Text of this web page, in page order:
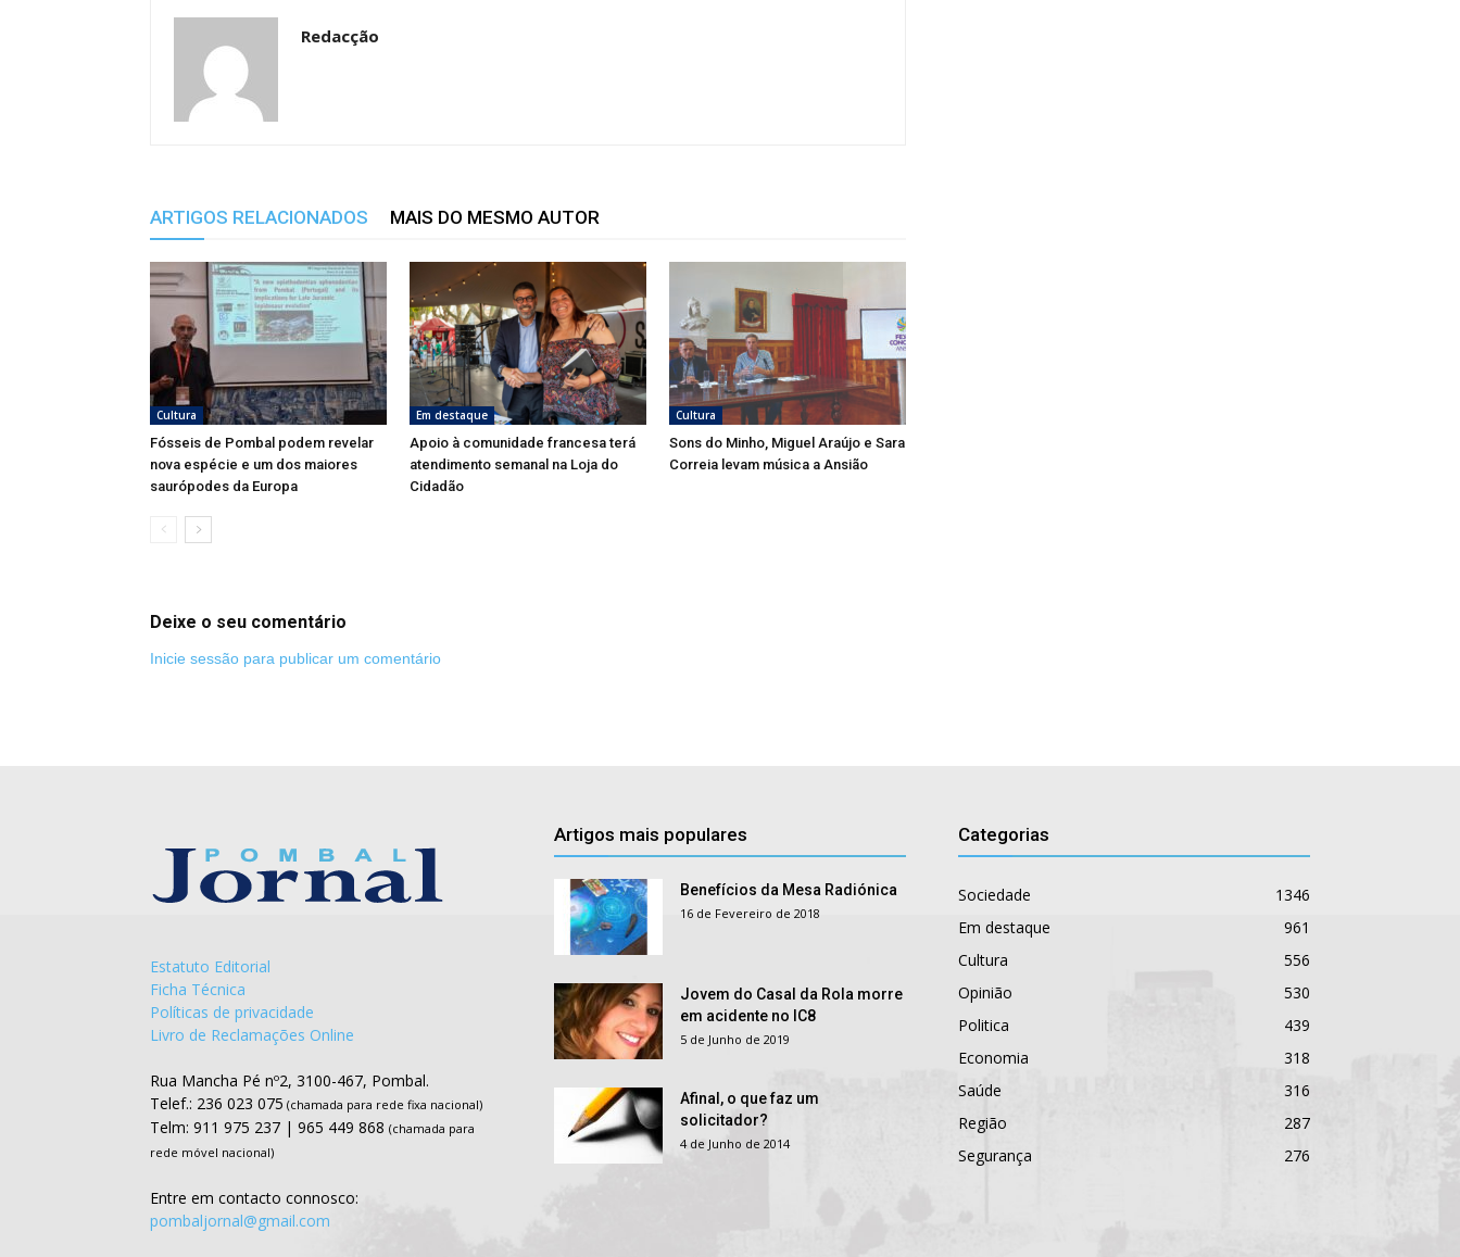
Redacção
ARTIGOS RELACIONADOS MAIS DO MESMO AUTOR
Cultura
Fósseis de Pombal podem revelar
nova espécie e um dos maiores
saurópodes da Europa
Em destaque
Apoio à comunidade francesa terá
atendimento semanal na Loja do
Cidadão
Cultura
Sons do Minho, Miguel Araújo e Sara
Correia levam música a Ansião
Deixe o seu comentário
Inicie sessão para publicar um comentário
Estatuto Editorial
Ficha Técnica
Políticas de privacidade
Livro de Reclamações Online
Rua Mancha Pé nº2, 3100-467, Pombal.
Telef.: 236 023 075 (chamada para rede fixa nacional)
Telm: 911 975 237 | 965 449 868 (chamada para
rede móvel nacional)
Entre em contacto connosco:
pombaljornal@gmail.com
Artigos mais populares
Benefícios da Mesa Radiónica
16 de Fevereiro de 2018
Jovem do Casal da Rola morre
em acidente no IC8
5 de Junho de 2019
Afinal, o que faz um
solicitador?
4 de Junho de 2014
Categorias
Sociedade
1346
Em destaque
961
Cultura
556
Opinião
530
Politica
439
Economia
318
Saúde
316
Região
287
Segurança
276